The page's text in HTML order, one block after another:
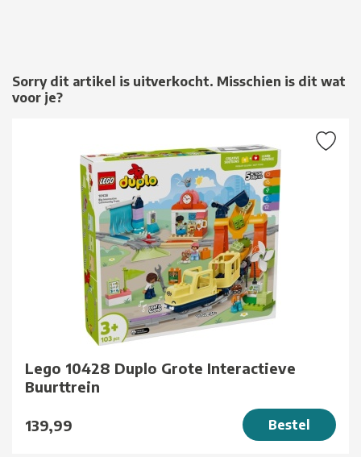
Sorry dit artikel is uitverkocht. Misschien is dit wat
voor je?
Lego 10428 Duplo Grote Interactieve
Buurttrein
139,99 Bestel